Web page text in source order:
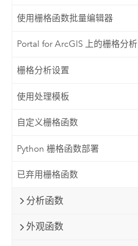
使用栅格函数批量编辑器
Portal for ArcGIS 上的栅格分析
栅格分析设置
使用处理模板
自定义栅格函数
Python 栅格函数部署
已弃用栅格函数
分析函数
外观函数